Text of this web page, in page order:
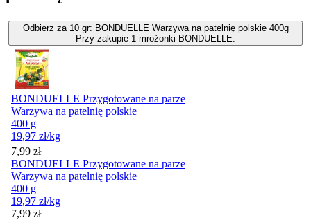
Odbierz za 10 gr: BONDUELLE Warzywa na patelnię polskie 400g
Przy zakupie 1 mrożonki BONDUELLE.
BONDUELLE Przygotowane na parze
Warzywa na patelnię polskie
400 g
19,97 zł/kg
Cena
7,99 zł
BONDUELLE Przygotowane na parze
Warzywa na patelnię polskie
400 g
19,97 zł/kg
Cena
7,99 zł